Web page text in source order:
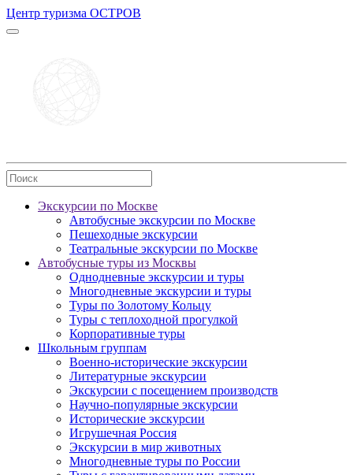
Центр туризма ОСТРОВ
Экскурсии по Москве
Автобусные экскурсии по Москве
Пешеходные экскурсии
Театральные экскурсии по Москве
Автобусные туры из Москвы
Однодневные экскурсии и туры
Многодневные экскурсии и туры
Туры по Золотому Кольцу
Туры с теплоходной прогулкой
Корпоративные туры
Школьным группам
Военно-исторические экскурсии
Литературные экскурсии
Экскурсии с посещением производств
Научно-популярные экскурсии
Исторические экскурсии
Игрушечная Россия
Экскурсии в мир животных
Многодневные туры по России